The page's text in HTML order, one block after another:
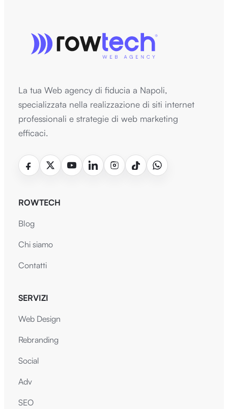
La tua Web agency di fiducia a Napoli,
specializzata nella realizzazione di siti internet
professionali e strategie di web marketing
efficaci.
ROWTECH
Blog
Chi siamo
Contatti
SERVIZI
Web Design
Rebranding
Social
Adv
SEO